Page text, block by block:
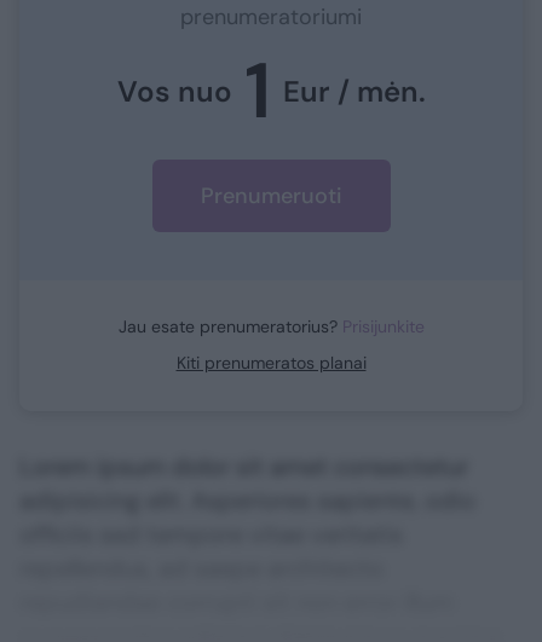
prenumeratoriumi
Vos nuo 1 Eur / mėn.
Prenumeruoti
Jau esate prenumeratorius? Prisijunkite
Kiti prenumeratos planai